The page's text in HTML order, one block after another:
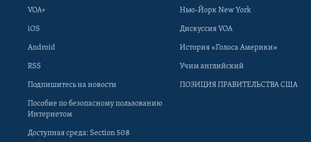
Learning English
VOA+
iOS
Android
RSS
Подпишитесь на новости
Пособие по безопасному пользованию
Интернетом
Доступная среда: Section 508
Нью-Йорк New York
Дискуссия VOA
История «Голоса Америки»
Учим английский
ПОЗИЦИЯ ПРАВИТЕЛЬСТВА США